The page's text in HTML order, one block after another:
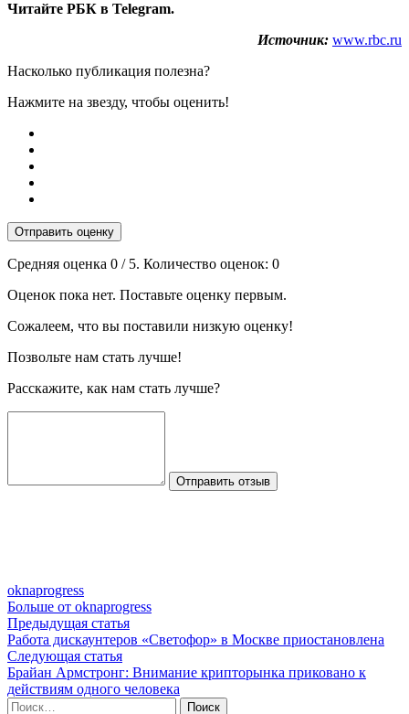
Читайте РБК в Telegram.
Источник: www.rbc.ru
Насколько публикация полезна?
Нажмите на звезду, чтобы оценить!
Отправить оценку
Средняя оценка 0 / 5. Количество оценок: 0
Оценок пока нет. Поставьте оценку первым.
Сожалеем, что вы поставили низкую оценку!
Позвольте нам стать лучше!
Расскажите, как нам стать лучше?
Отправить отзыв
oknaprogress
Больше от oknaprogress
Навигация
по
записям
Предыдущая статьяПредыдущая
статья:
Работа дискаунтеров «Светофор» в Москве приостановлена
Следующая статьяСледующая
статья:
Брайан Армстронг: Внимание крипторынка приковано к
действиям одного человека
Найти: